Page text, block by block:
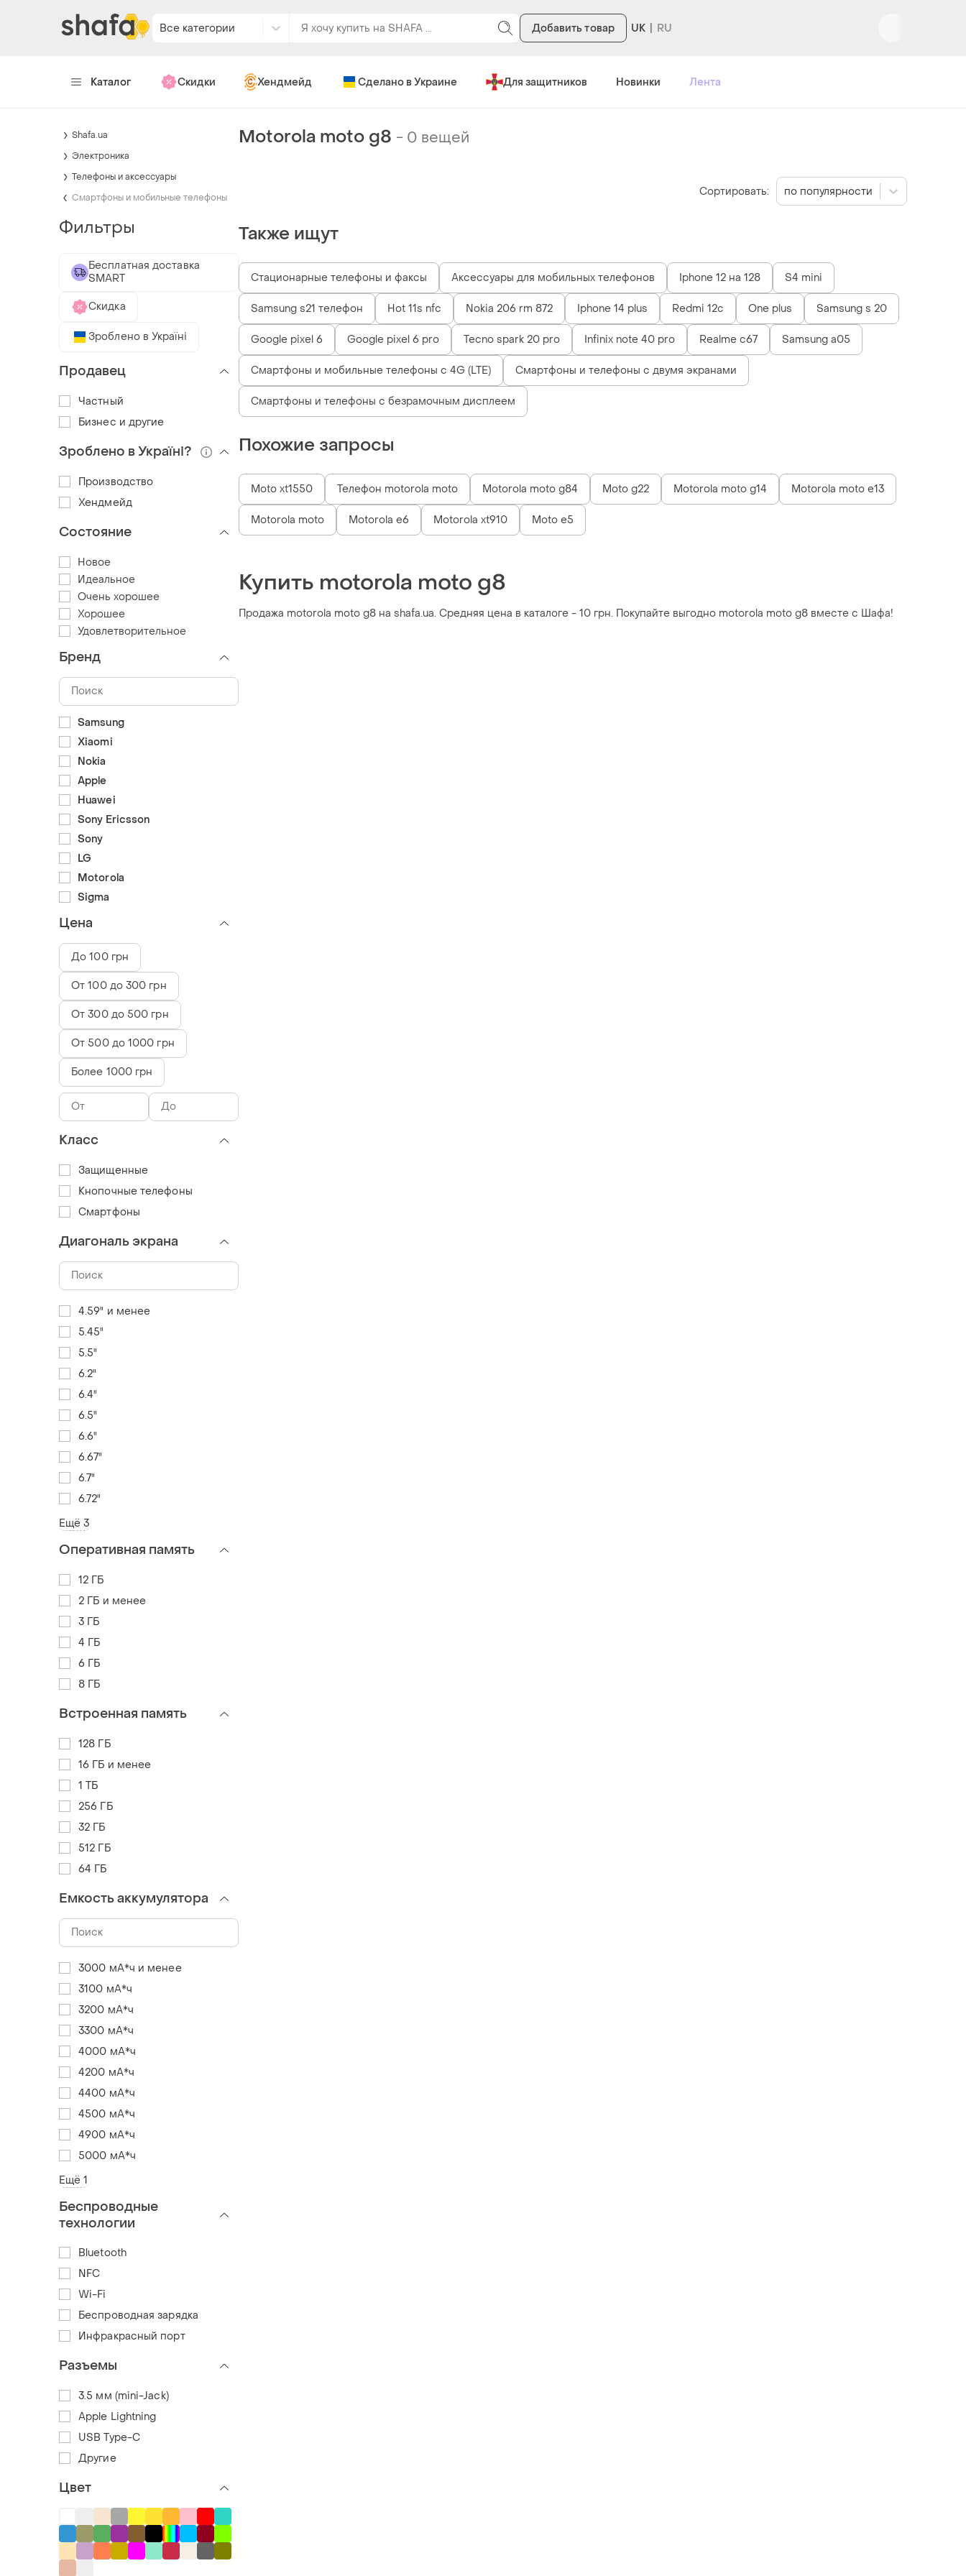
Все категории Добавить товар UK
Каталог Скидки Хендмейд Сделано в Украине Для защитников Новинки Лента
Motorola moto g8 - 0 вещей
Также ищут
Стационарные телефоны и факсы Аксессуары для мобильных телефонов Iphone 12 на 128 S4 mini
Samsung s21 телефон Hot 11s nfc Nokia 206 rm 872 Iphone 14 plus Redmi 12c One plus Samsung s 20
Google pixel 6 Google pixel 6 pro Tecno spark 20 pro Infinix note 40 pro Realme c67 Samsung a05
Смартфоны и мобильные телефоны с 4G (LTE) Смартфоны и телефоны с двумя экранами
Смартфоны и телефоны с безрамочным дисплеем
Похожие запросы
Moto xt1550 Телефон motorola moto Motorola moto g84 Moto g22 Motorola moto g14 Motorola moto e13
Motorola moto Motorola e6 Motorola xt910 Moto e5
Купить motorola moto g8
Продажа motorola moto g8 на shafa.ua. Средняя цена в каталоге - 10 грн. Покупайте выгодно motorola moto g8 вместе с Шафа!
Сортировать: по популярности
Shafa.ua
Электроника
Телефоны и аксессуары
Смартфоны и мобильные телефоны
Фильтры
Бесплатная доставка
SMART
Скидка
Зроблено в Україні
Продавец
Частный
Бизнес и другие
Зроблено в Україні?
Производство
Хендмейд
Состояние
Новое
Идеальное
Очень хорошее
Хорошее
Удовлетворительное
Бренд
Samsung
Xiaomi
Nokia
Apple
Huawei
Sony Ericsson
Sony
LG
Motorola
Sigma
Цена
До 100 грн
От 100 до 300 грн
От 300 до 500 грн
От 500 до 1000 грн
Более 1000 грн
Класс
Защищенные
Кнопочные телефоны
Смартфоны
Диагональ экрана
4.59" и менее
5.45"
5.5"
6.2"
6.4"
6.5"
6.6"
6.67"
6.7"
6.72"
Ещё 3
Оперативная память
12 ГБ
2 ГБ и менее
3 ГБ
4 ГБ
6 ГБ
8 ГБ
Встроенная память
128 ГБ
16 ГБ и менее
1 ТБ
256 ГБ
32 ГБ
512 ГБ
64 ГБ
Емкость аккумулятора
3000 мА*ч и менее
3100 мА*ч
3200 мА*ч
3300 мА*ч
4000 мА*ч
4200 мА*ч
4400 мА*ч
4500 мА*ч
4900 мА*ч
5000 мА*ч
Ещё 1
Беспроводные
технологии
Bluetooth
NFC
Wi-Fi
Беспроводная зарядка
Инфракрасный порт
Разъемы
3.5 мм (mini-Jack)
Apple Lightning
USB Type-C
Другие
Цвет